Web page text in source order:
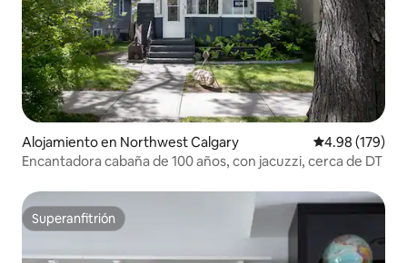
Alojamiento en Northwest Calgary Calificación
4.98 (179)
Encantadora cabaña de 100 años, con jacuzzi, cerca de DT
Superanfitrión
Superanfitrión